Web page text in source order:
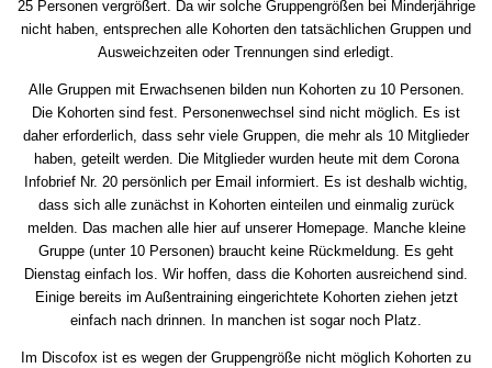
25 Personen vergrößert. Da wir solche Gruppengrößen bei Minderjährige
nicht haben, entsprechen alle Kohorten den tatsächlichen Gruppen und
Ausweichzeiten oder Trennungen sind erledigt.
Alle Gruppen mit Erwachsenen bilden nun Kohorten zu 10 Personen.
Die Kohorten sind fest. Personenwechsel sind nicht möglich. Es ist
daher erforderlich, dass sehr viele Gruppen, die mehr als 10 Mitglieder
haben, geteilt werden. Die Mitglieder wurden heute mit dem Corona
Infobrief Nr. 20 persönlich per Email informiert. Es ist deshalb wichtig,
dass sich alle zunächst in Kohorten einteilen und einmalig zurück
melden. Das machen alle hier auf unserer Homepage. Manche kleine
Gruppe (unter 10 Personen) braucht keine Rückmeldung. Es geht
Dienstag einfach los. Wir hoffen, dass die Kohorten ausreichend sind.
Einige bereits im Außentraining eingerichtete Kohorten ziehen jetzt
einfach nach drinnen. In manchen ist sogar noch Platz.
Im Discofox ist es wegen der Gruppengröße nicht möglich Kohorten zu